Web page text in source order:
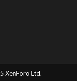
XenForo Ltd.